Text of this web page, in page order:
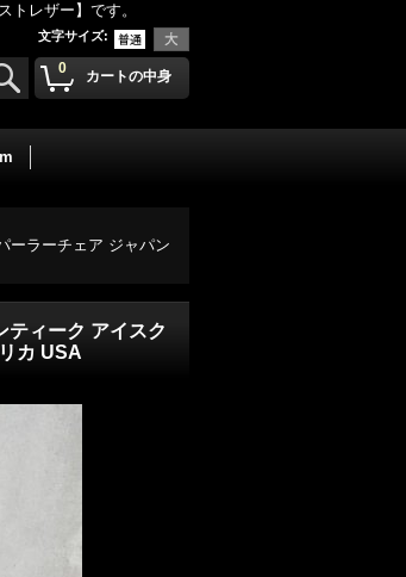
レザー】です。
文字サイズ:
0 カートの中身
ーラーチェア ジャパン
ィーク アイスク
カ USA